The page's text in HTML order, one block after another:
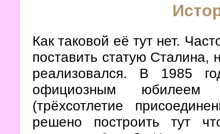
Как таковой её тут нет.
поставить статую Сталина,
реализовался. В 1985
официозным юбилеем
(трёхсотлетие
решено построить тут